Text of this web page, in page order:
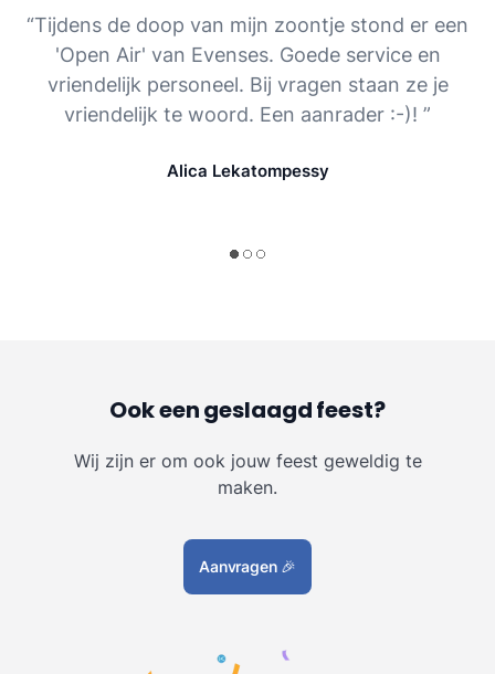
“Tijdens de doop van mijn zoontje stond er een
'Open Air' van Evenses. Goede service en
vriendelijk personeel. Bij vragen staan ze je
vriendelijk te woord. Een aanrader :-)! ”
Alica Lekatompessy
Ook een geslaagd feest?
Wij zijn er om ook jouw feest geweldig te
maken.
Aanvragen 🎉